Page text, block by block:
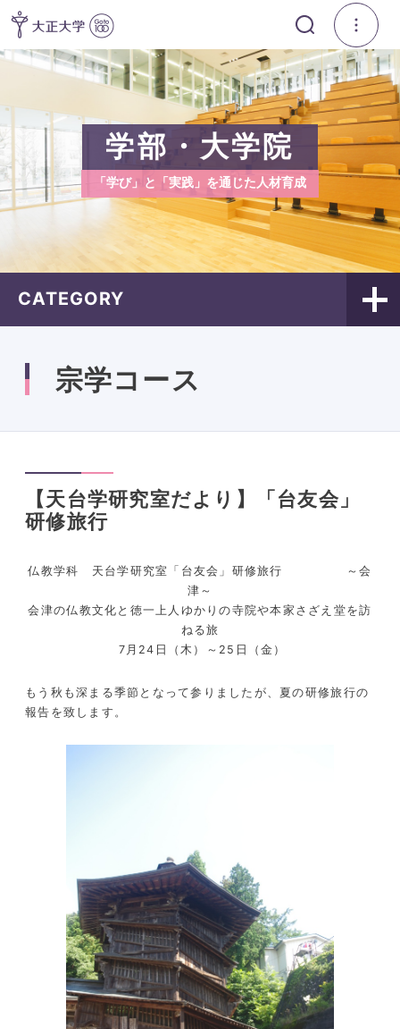
学部・大学院
「学び」と「実践」を通じた人材育成
CATEGORY
宗学コース
【天台学研究室だより】「台友会」
研修旅行
仏教学科 天台学研究室「台友会」研修旅行 ～会
津～
会津の仏教文化と徳一上人ゆかりの寺院や本家さざえ堂を訪
ねる旅
7月24日（木）～25日（金）
もう秋も深まる季節となって参りましたが、夏の研修旅行の
報告を致します。